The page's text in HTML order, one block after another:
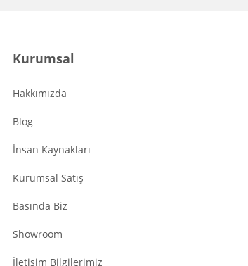
Kurumsal
Hakkımızda
Blog
İnsan Kaynakları
Kurumsal Satış
Basında Biz
Showroom
İletişim Bilgilerimiz